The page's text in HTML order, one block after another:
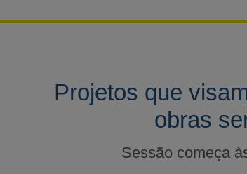
Projetos que
obras
Sessão começa